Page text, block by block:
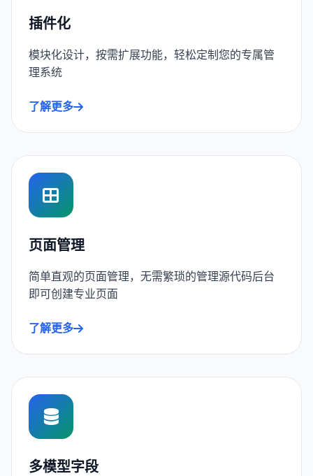
插件化
模块化设计，按需扩展功能，轻松定制您的专属管
理系统
了解更多
页面管理
简单直观的页面管理，无需繁琐的管理源代码后台
即可创建专业页面
了解更多
多模型字段